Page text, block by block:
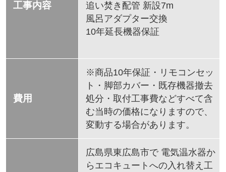
工事内容
追い焚き配管 新設7m
風呂アダプター交換
10年延長機器保証
費用
※商品10年保証・リモコンセッ
ト・脚部カバー・既存機器撤去
処分・取付工事費などすべて含
む当時の価格になりますので、
変動する場合があります。
広島県東広島市で 電気温水器か
らエコキュートへの入れ替え工